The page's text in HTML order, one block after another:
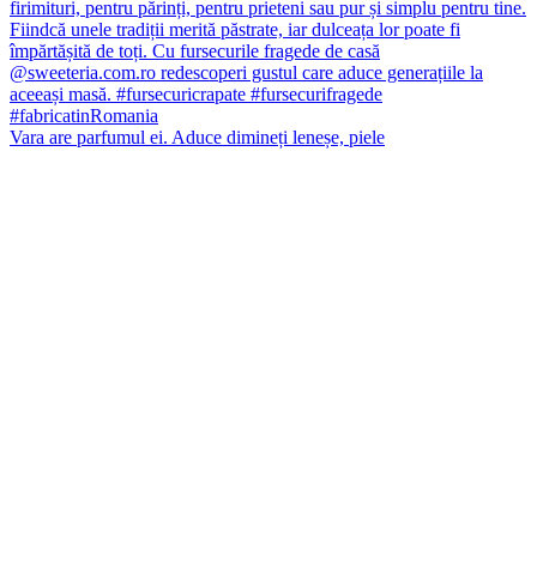
Vara are parfumul ei. Aduce dimineți leneșe, piele